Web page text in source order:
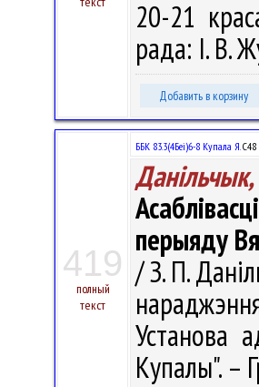
20-21
рада: І. В.
Добавить в корзину
419
полный
текст
ББК 83.3(4Беі)6-8 Купала Я.С48
Данільчык,
перыяду
/ З. П.
Установа
Купалы". –